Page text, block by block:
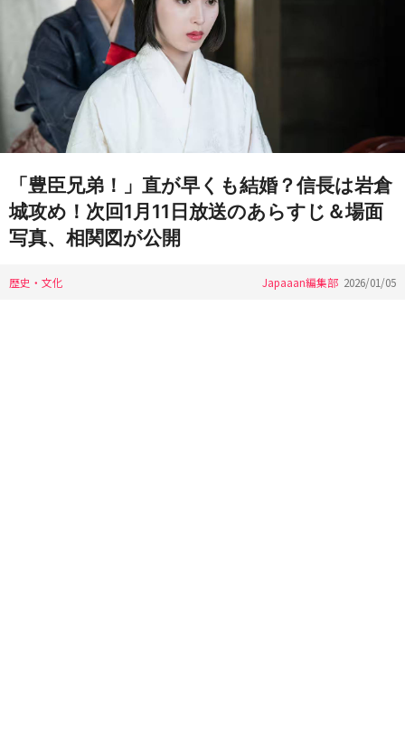
「豊臣兄弟！」直が早くも結婚？信長は岩倉
城攻め！次回1月11日放送のあらすじ＆場面
写真、相関図が公開
歴史・文化 Japaaan編集部 2026/01/05